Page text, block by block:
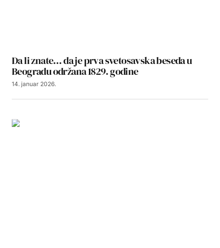
Da li znate… da je prva svetosavska beseda u
Beogradu održana 1829. godine
14. januar 2026.